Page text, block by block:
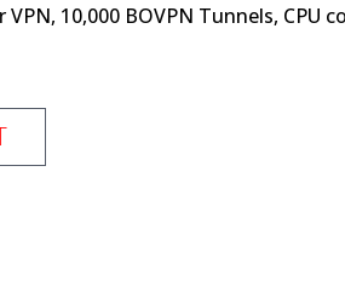
VPN, 10,000 BOVPN Tunnels, CPU